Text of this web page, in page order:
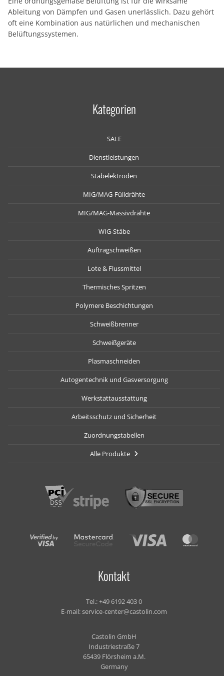
Ableitung von Dämpfen und Gasen unerlässlich. Dazu gehört
oft eine Kombination aus natürlichen und mechanischen
Belüftungssystemen.
Kategorien
SALE
Dienstleistungen
Stabelektroden
MIG/MAG-Fülldrähte
MIG/MAG-Massivdrähte
WIG-Stäbe
Auftragschweißen
Lote & Flussmittel
Thermisches Spritzen
Polymere Beschichtungen
Schweißbrenner
Schweißgeräte
Plasmaschneiden
Autogentechnik und Gasversorgung
Werkstattausstattung
Arbeitsschutz und Sicherheit
Zuordnungstabellen
Alle Produkte
Kontakt
Tel.:+49 6192 403 0
E-mail:service-center@castolin.com
Castolin GmbH
Industriestraße 7
65439 Flörsheim a.M.
Germany